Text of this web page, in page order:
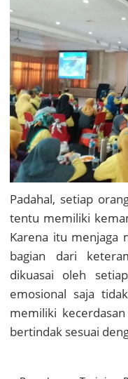
Padahal, setiap
tentu memiliki
Karena itu menjaga
bagian dari
dikuasai oleh
emosional saja
memiliki
bertindak sesuai